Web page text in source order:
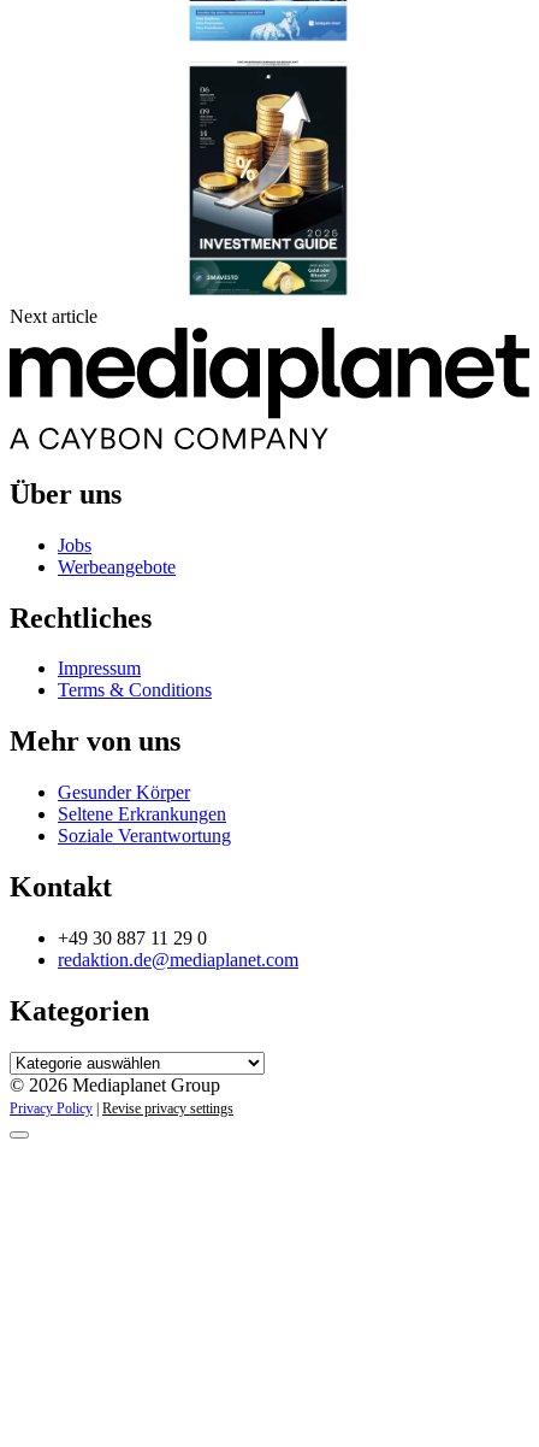
Next article
Über uns
Jobs
Werbeangebote
Rechtliches
Impressum
Terms & Conditions
Mehr von uns
Gesunder Körper
Seltene Erkrankungen
Soziale Verantwortung
Kontakt
+49 30 887 11 29 0
redaktion.de@mediaplanet.com
Kategorien
Kategorien
© 2026 Mediaplanet Group
Privacy Policy | Revise privacy settings